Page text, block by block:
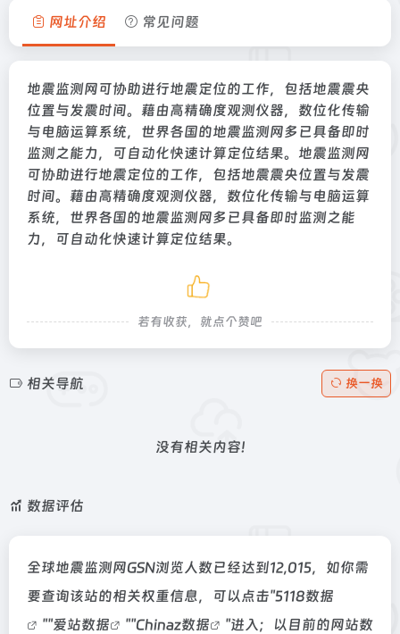
网址介绍 常见问题
地震监测网可协助进行地震定位的工作，包括地震震央
位置与发震时间。藉由高精确度观测仪器，数位化传输
与电脑运算系统，世界各国的地震监测网多已具备即时
监测之能力，可自动化快速计算定位结果。地震监测网
可协助进行地震定位的工作，包括地震震央位置与发震
时间。藉由高精确度观测仪器，数位化传输与电脑运算
系统，世界各国的地震监测网多已具备即时监测之能
力，可自动化快速计算定位结果。
若有收获，就点个赞吧
相关导航 换一换
没有相关内容!
数据评估
全球地震监测网GSN浏览人数已经达到12,015，如你需
要查询该站的相关权重信息，可以点击"5118数据
""爱站数据 ""Chinaz数据
"进入；以目前的网站数